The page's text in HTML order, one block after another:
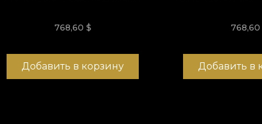
768,60 $
Добавить в корзину
768,60
Добавить в